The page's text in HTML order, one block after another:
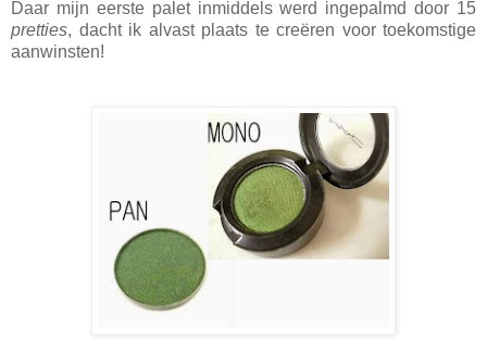
Daar mijn eerste palet inmiddels werd ingepalmd door 15
pretties, dacht ik alvast plaats te creëren voor toekomstige
aanwinsten!